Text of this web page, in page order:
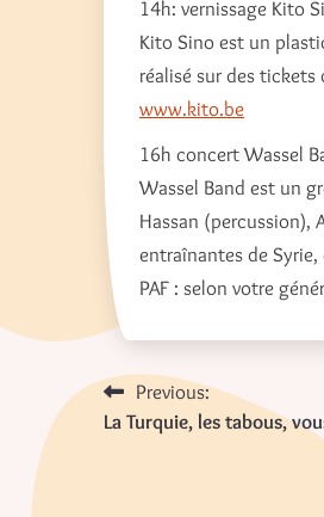
14h: vernissage Kito
Kito Sino est un
réalisé sur des
www.kito.be
16h concert Wassel
Wassel Band est un
Hassan (percussion),
entraînantes de Syrie,
PAF : selon votre
Navigation
de
Previous:
La Turquie, les tabous,